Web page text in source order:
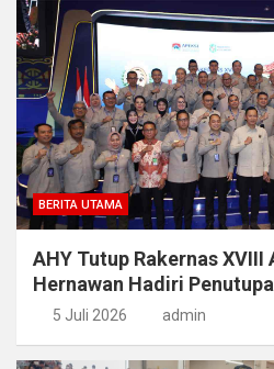
BERITA UTAMA
AHY Tutup Rakernas XVIII
Hernawan Hadiri
5 Juli 2026 admin